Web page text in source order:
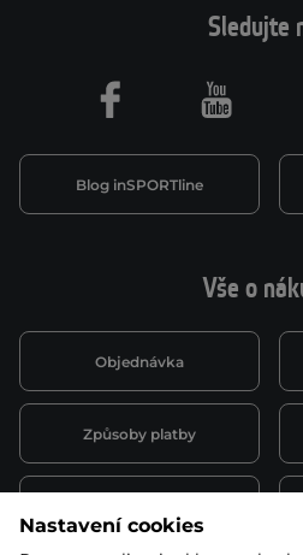
Vše o
Objednávka
Způsoby platby
Sledujte
Blog inSPORTline
Facebook Youtube
Nastavení cookies